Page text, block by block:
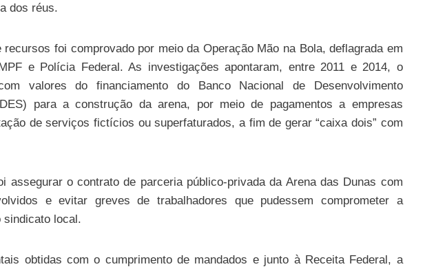
dos réus.
foi comprovado por meio da Operação Mão na Bola, deflagrada em
e Polícia Federal. As investigações apontaram, entre 2011 e 2014, o
valores do financiamento do Banco Nacional de Desenvolvimento
para a construção da arena, por meio de pagamentos a empresas
de serviços fictícios ou superfaturados, a fim de gerar “caixa dois” com
assegurar o contrato de parceria público-privada da Arena das Dunas com
e evitar greves de trabalhadores que pudessem comprometer a
sindicato local.
obtidas com o cumprimento de mandados e junto à Receita Federal, a